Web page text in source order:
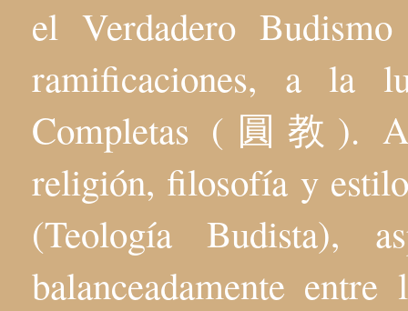
el Verdadero
ramificaciones, a la
Completas (圓教).
religión, filosofía y
(Teología Budista),
balanceadamente